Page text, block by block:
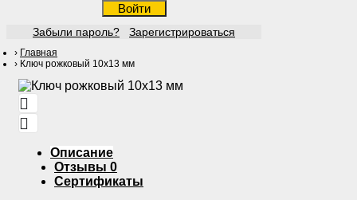
Войти
Забыли пароль? Зарегистрироваться
Главная
Ключ рожковый 10х13 мм
Описание
Отзывы 0
Сертификаты